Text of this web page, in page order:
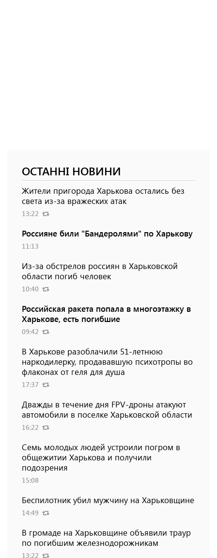
ОСТАННІ НОВИНИ
Жители пригорода Харькова остались без
света из-за вражеских атак
13:22
Россияне били "Бандеролями" по Харькову
11:13
Из-за обстрелов россиян в Харьковской
области погиб человек
10:40
Российская ракета попала в многоэтажку в
Харькове, есть погибшие
09:42
В Харькове разоблачили 51-летнюю
наркодилерку, продававшую психотропы во
флаконах от геля для душа
17:37
Дважды в течение дня FPV-дроны атакуют
автомобили в поселке Харьковской области
16:22
Семь молодых людей устроили погром в
общежитии Харькова и получили
подозрения
15:08
Беспилотник убил мужчину на Харьковщине
14:49
В громаде на Харьковщине объявили траур
по погибшим железнодорожникам
13:22